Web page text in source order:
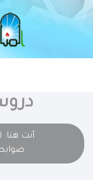
أنت هنا: